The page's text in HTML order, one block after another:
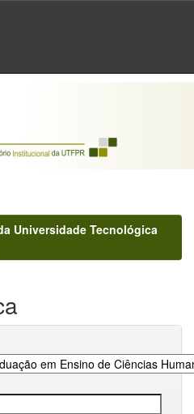
Universidade Tecnológica